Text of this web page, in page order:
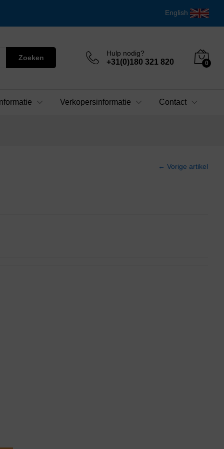
English
Zoeken
Hulp nodig?
+31(0)180 321 820 0
Verkopersinformatie Contact
← Vorige artikel